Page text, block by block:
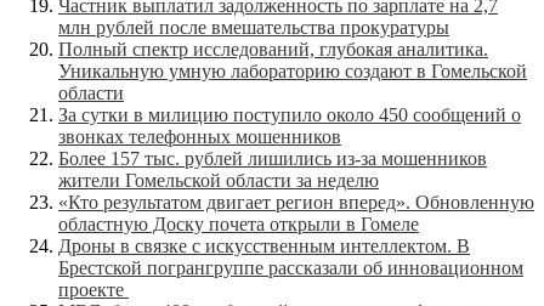
Частник выплатил задолженность по зарплате на 2,7
млн рублей после вмешательства прокуратуры
Полный спектр исследований, глубокая аналитика.
Уникальную умную лабораторию создают в Гомельской
области
За сутки в милицию поступило около 450 сообщений о
звонках телефонных мошенников
Более 157 тыс. рублей лишились из-за мошенников
жители Гомельской области за неделю
«Кто результатом двигает регион вперед». Обновленную
областную Доску почета открыли в Гомеле
Дроны в связке с искусственным интеллектом. В
Брестской погрангруппе рассказали об инновационном
проекте